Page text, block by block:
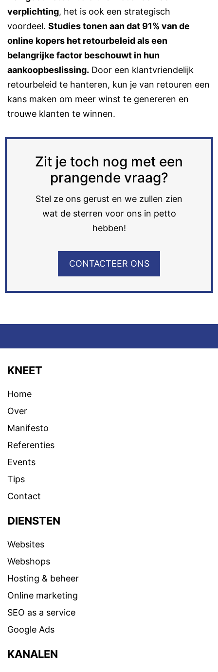
verplichting, het is ook een strategisch
voordeel. Studies tonen aan dat 91% van de
online kopers het retourbeleid als een
belangrijke factor beschouwt in hun
aankoopbeslissing​​. Door een klantvriendelijk
retourbeleid te hanteren, kun je van retouren een
kans maken om meer winst te genereren en
trouwe klanten te winnen​​.
Zit je toch nog met een
prangende vraag?
Stel ze ons gerust en we zullen zien
wat de sterren voor ons in petto
hebben!
CONTACTEER ONS
KNEET
Home
Over
Manifesto
Referenties
Events
Tips
Contact
DIENSTEN
Websites
Webshops
Hosting & beheer
Online marketing
SEO as a service
Google Ads
KANALEN